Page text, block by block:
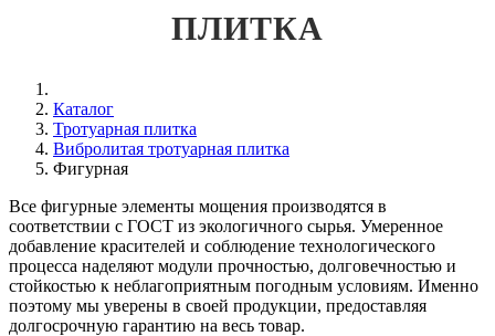
ПЛИТКА
Каталог
Тротуарная плитка
Вибролитая тротуарная плитка
Фигурная
Все фигурные элементы мощения производятся в
соответствии с ГОСТ из экологичного сырья. Умеренное
добавление красителей и соблюдение технологического
процесса наделяют модули прочностью, долговечностью и
стойкостью к неблагоприятным погодным условиям. Именно
поэтому мы уверены в своей продукции, предоставляя
долгосрочную гарантию на весь товар.